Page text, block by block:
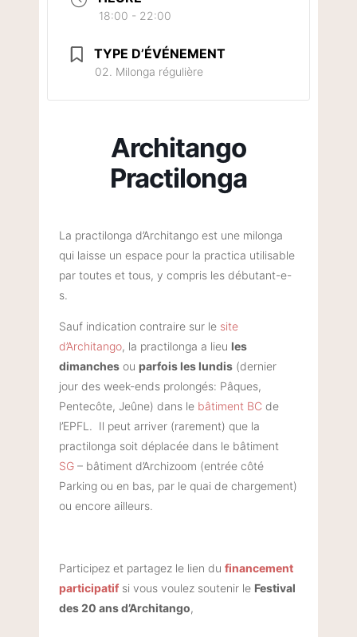
18:00 - 22:00
TYPE D’ÉVÉNEMENT
02. Milonga régulière
Architango
Practilonga
La practilonga d’Architango est une milonga
qui laisse un espace pour la practica utilisable
par toutes et tous, y compris les débutant-e-
s.
Sauf indication contraire sur le site
d’Architango, la practilonga a lieu les
dimanches ou parfois les lundis (dernier
jour des week-ends prolongés: Pâques,
Pentecôte, Jeûne) dans le bâtiment BC de
l’EPFL. Il peut arriver (rarement) que la
practilonga soit déplacée dans le bâtiment
SG – bâtiment d’Archizoom (entrée côté
Parking ou en bas, par le quai de chargement)
ou encore ailleurs.
Participez et partagez le lien du financement
participatif si vous voulez soutenir le Festival
des 20 ans d’Architango,